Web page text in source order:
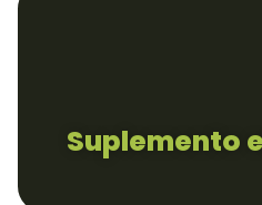
Suplemento